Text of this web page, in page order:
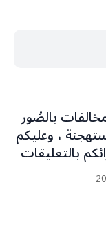
بالصُور
، وعليكم
بالتعليقات